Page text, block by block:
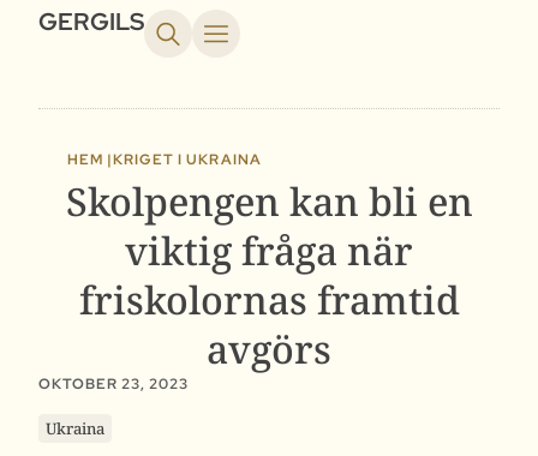
GERGILS
HEM |KRIGET I UKRAINA
Skolpengen kan bli en
viktig fråga när
friskolornas framtid
avgörs
OKTOBER 23, 2023
Ukraina